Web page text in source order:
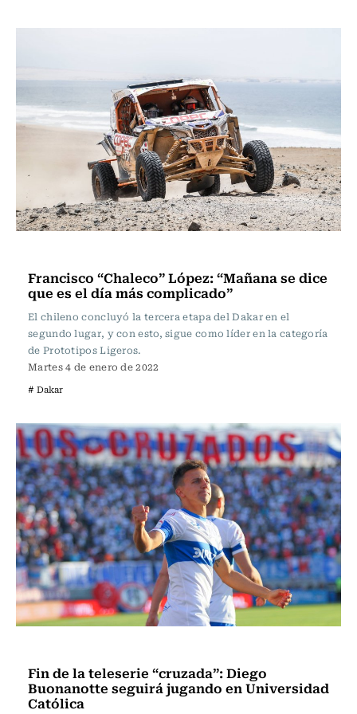
Francisco “Chaleco” López: “Mañana se dice
que es el día más complicado”
El chileno concluyó la tercera etapa del Dakar en el
segundo lugar, y con esto, sigue como líder en la categoría
de Prototipos Ligeros.
Martes 4 de enero de 2022
# Dakar
Fin de la teleserie “cruzada”: Diego
Buonanotte seguirá jugando en Universidad
Católica